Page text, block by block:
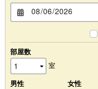
部屋数
室
男性
女性